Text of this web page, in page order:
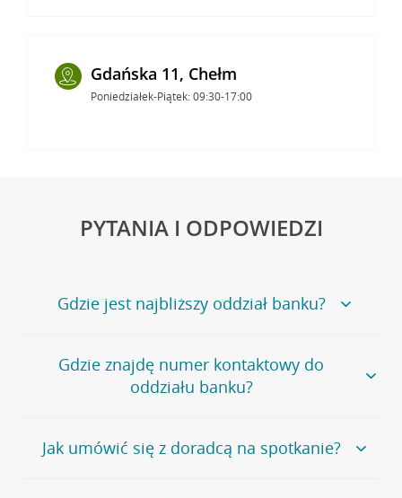
Gdańska 11, Chełm
Poniedziałek-Piątek: 09:30-17:00
PYTANIA I ODPOWIEDZI
Gdzie jest najbliższy oddział banku?
Jeśli szukasz oddziału naszego banku, zapraszamy na
stronęPlacówki i bankomaty, na której znajduje się
wygodna wyszukiwarka.
oddziałów
Gdzie znajdę numer kontaktowy do
oddziału banku?
Bank Credit Agricole nie udostępnia ogólnego numeru
telefonu do placówki bankowej.
Jak umówić się z doradcą na spotkanie?